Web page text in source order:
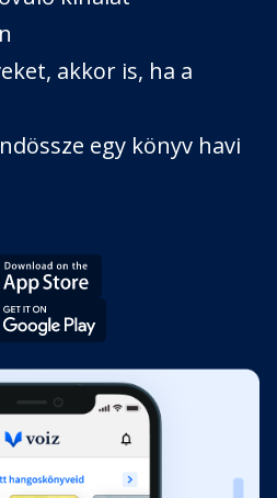
akkor is, ha a
egy könyv havi